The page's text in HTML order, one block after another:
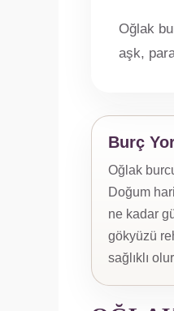
Oğlak
aşk,
Burç
Oğlak
Doğum
ne kadar
gökyüzü
sağlıklı